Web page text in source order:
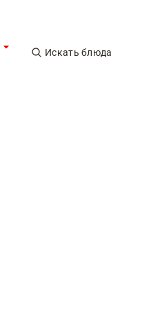
Искать блюда